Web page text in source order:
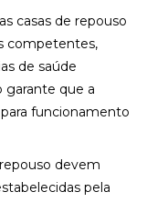
casas de repouso
competentes,
de saúde
garante que a
funcionamento
devem
pela